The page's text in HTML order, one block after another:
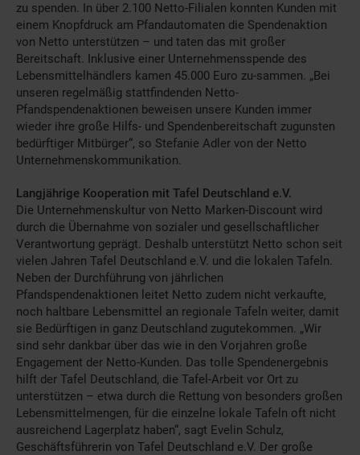
zu spenden. In über 2.100 Netto-Filialen konnten Kunden mit
einem Knopfdruck am Pfandautomaten die Spendenaktion
von Netto unterstützen – und taten das mit großer
Bereitschaft. Inklusive einer Unternehmensspende des
Lebensmittelhändlers kamen 45.000 Euro zu-sammen. „Bei
unseren regelmäßig stattfindenden Netto-
Pfandspendenaktionen beweisen unsere Kunden immer
wieder ihre große Hilfs- und Spendenbereitschaft zugunsten
bedürftiger Mitbürger“, so Stefanie Adler von der Netto
Unternehmenskommunikation.
Langjährige Kooperation mit Tafel Deutschland e.V.
Die Unternehmenskultur von Netto Marken-Discount wird
durch die Übernahme von sozialer und gesellschaftlicher
Verantwortung geprägt. Deshalb unterstützt Netto schon seit
vielen Jahren Tafel Deutschland e.V. und die lokalen Tafeln.
Neben der Durchführung von jährlichen
Pfandspendenaktionen leitet Netto zudem nicht verkaufte,
noch haltbare Lebensmittel an regionale Tafeln weiter, damit
sie Bedürftigen in ganz Deutschland zugutekommen. „Wir
sind sehr dankbar über das wie in den Vorjahren große
Engagement der Netto-Kunden. Das tolle Spendenergebnis
hilft der Tafel Deutschland, die Tafel-Arbeit vor Ort zu
unterstützen – etwa durch die Rettung von besonders großen
Lebensmittelmengen, für die einzelne lokale Tafeln oft nicht
ausreichend Lagerplatz haben“, sagt Evelin Schulz,
Geschäftsführerin von Tafel Deutschland e.V. Der große